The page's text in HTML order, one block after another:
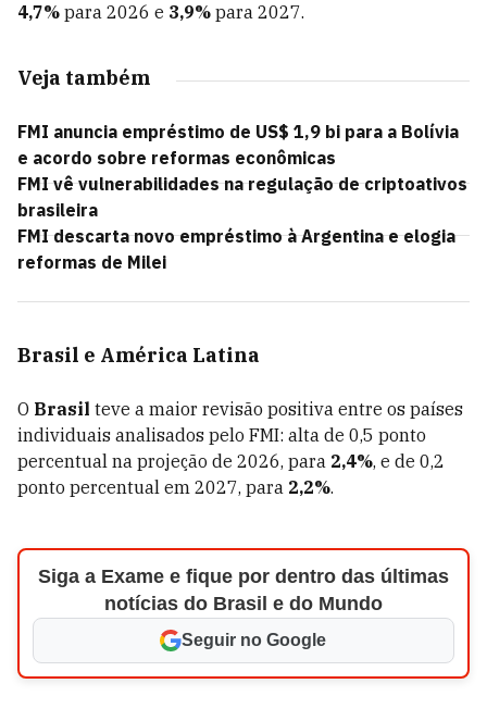
4,7% para 2026 e 3,9% para 2027.
Veja também
FMI anuncia empréstimo de US$ 1,9 bi para a Bolívia
e acordo sobre reformas econômicas
FMI vê vulnerabilidades na regulação de criptoativos
brasileira
FMI descarta novo empréstimo à Argentina e elogia
reformas de Milei
Brasil e América Latina
O Brasil teve a maior revisão positiva entre os países
individuais analisados pelo FMI: alta de 0,5 ponto
percentual na projeção de 2026, para 2,4%, e de 0,2
ponto percentual em 2027, para 2,2%.
Siga a Exame e fique por dentro das últimas
notícias do Brasil e do Mundo
Seguir no Google